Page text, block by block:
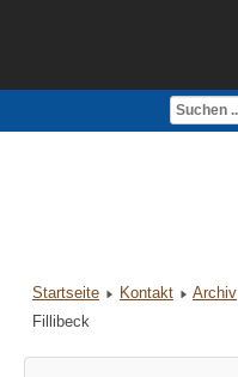
Impressum
Startseite Kontakt Archiv
Fillibeck